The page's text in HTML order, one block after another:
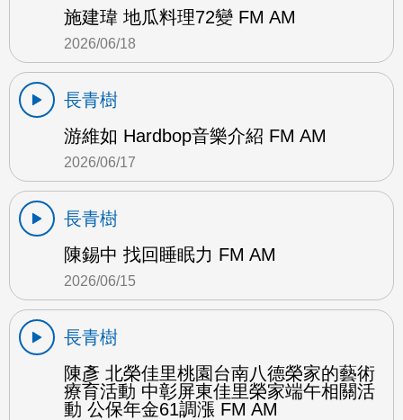
施建瑋 地瓜料理72變 FM AM
2026/06/18
長青樹
游維如 Hardbop音樂介紹 FM AM
2026/06/17
長青樹
陳錫中 找回睡眠力 FM AM
2026/06/15
長青樹
陳彥 北榮佳里桃園台南八德榮家的藝術
療育活動 中彰屏東佳里榮家端午相關活
動 公保年金61調漲 FM AM